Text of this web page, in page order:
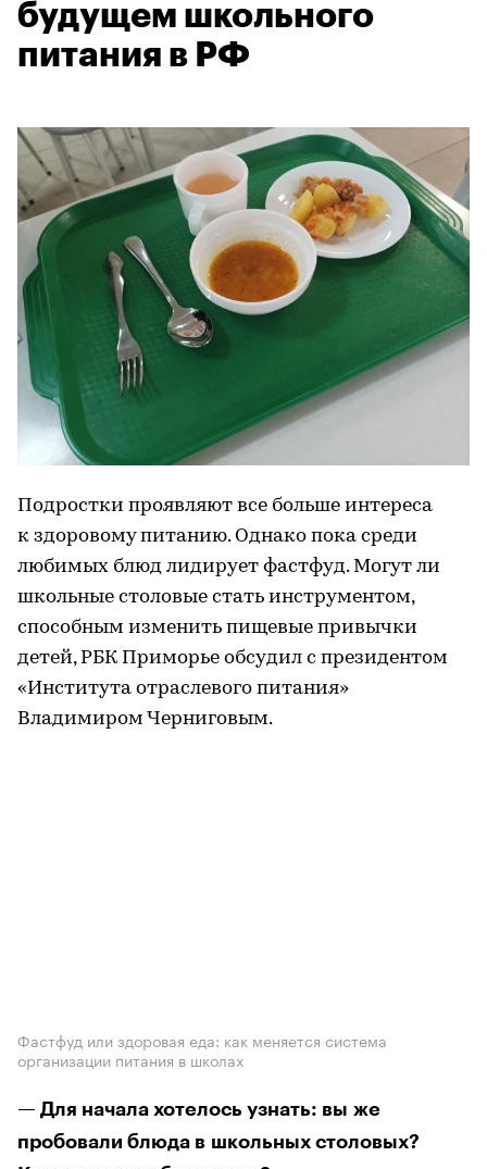
будущем школьного
питания в РФ
Подростки проявляют все больше интереса
к здоровому питанию. Однако пока среди
любимых блюд лидирует фастфуд. Могут ли
школьные столовые стать инструментом,
способным изменить пищевые привычки
детей, РБК Приморье обсудил с президентом
«Института отраслевого питания»
Владимиром Черниговым.
Фастфуд или здоровая еда: как меняется система
организации питания в школах
— Для начала хотелось узнать: вы же
пробовали блюда в школьных столовых?